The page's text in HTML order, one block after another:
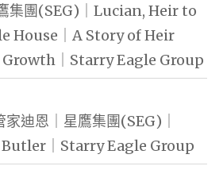
集團(SEG)｜Lucian, Heir to
House｜A Story of Heir
｜Starry Eagle Group
迪恩｜星鷹集團(SEG)｜
｜Starry Eagle Group